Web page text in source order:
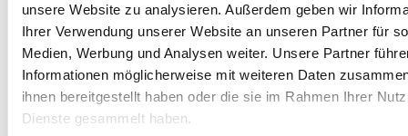
unsere Website zu analysieren. Außerdem geben wir
Ihrer Verwendung unserer Website an unseren Partner für
Medien, Werbung und Analysen weiter. Unsere Partner
Informationen möglicherweise mit weiteren Daten
ihnen bereitgestellt haben oder die sie im Rahmen Ihrer
Dienste gesammelt haben.
Warenkorb ansehen
Weiterlesen / Details
Das Spiel ums Leben To-Go
ab17,99€ inkl. MwSt.
inkl. 19 % MwSt.